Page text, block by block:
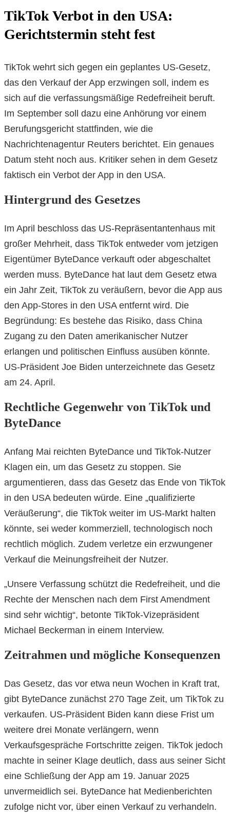
TikTok Verbot in den USA:
Gerichtstermin steht fest
TikTok wehrt sich gegen ein geplantes US-Gesetz,
das den Verkauf der App erzwingen soll, indem es
sich auf die verfassungsmäßige Redefreiheit beruft.
Im September soll dazu eine Anhörung vor einem
Berufungsgericht stattfinden, wie die
Nachrichtenagentur Reuters berichtet. Ein genaues
Datum steht noch aus. Kritiker sehen in dem Gesetz
faktisch ein Verbot der App in den USA.
Hintergrund des Gesetzes
Im April beschloss das US-Repräsentantenhaus mit
großer Mehrheit, dass TikTok entweder vom jetzigen
Eigentümer ByteDance verkauft oder abgeschaltet
werden muss. ByteDance hat laut dem Gesetz etwa
ein Jahr Zeit, TikTok zu veräußern, bevor die App aus
den App-Stores in den USA entfernt wird. Die
Begründung: Es bestehe das Risiko, dass China
Zugang zu den Daten amerikanischer Nutzer
erlangen und politischen Einfluss ausüben könnte.
US-Präsident Joe Biden unterzeichnete das Gesetz
am 24. April.
Rechtliche Gegenwehr von TikTok und
ByteDance
Anfang Mai reichten ByteDance und TikTok-Nutzer
Klagen ein, um das Gesetz zu stoppen. Sie
argumentieren, dass das Gesetz das Ende von TikTok
in den USA bedeuten würde. Eine „qualifizierte
Veräußerung“, die TikTok weiter im US-Markt halten
könnte, sei weder kommerziell, technologisch noch
rechtlich möglich. Zudem verletze ein erzwungener
Verkauf die Meinungsfreiheit der Nutzer.
„Unsere Verfassung schützt die Redefreiheit, und die
Rechte der Menschen nach dem First Amendment
sind sehr wichtig“, betonte TikTok-Vizepräsident
Michael Beckerman in einem Interview.
Zeitrahmen und mögliche Konsequenzen
Das Gesetz, das vor etwa neun Wochen in Kraft trat,
gibt ByteDance zunächst 270 Tage Zeit, um TikTok zu
verkaufen. US-Präsident Biden kann diese Frist um
weitere drei Monate verlängern, wenn
Verkaufsgespräche Fortschritte zeigen. TikTok jedoch
machte in seiner Klage deutlich, dass aus seiner Sicht
eine Schließung der App am 19. Januar 2025
unvermeidlich sei. ByteDance hat Medienberichten
zufolge nicht vor, über einen Verkauf zu verhandeln.